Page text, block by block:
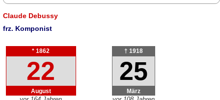
Claude Debussy
frz. Komponist
* 1862
22
August
† 1918
25
März